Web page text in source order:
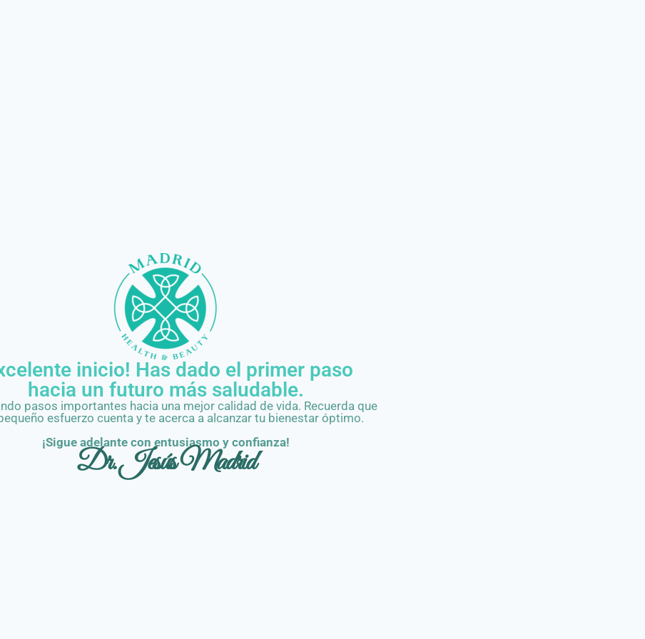
inicio! Has dado el primer paso
hacia un futuro más saludable.
pasos importantes hacia una mejor calidad de vida. Recuerda que
esfuerzo cuenta y te acerca a alcanzar tu bienestar óptimo.
¡Sigue adelante con entusiasmo y confianza!
Dr. Jesús Madrid